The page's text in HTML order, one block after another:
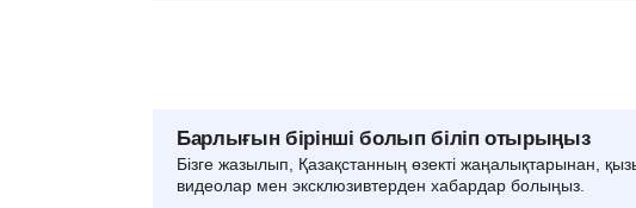
Барлығын бірінші болып біліп отырыңыз
Бізге жазылып, Қазақстанның өзекті жаңалықтарынан,
видеолар мен эксклюзивтерден хабардар болыңыз.